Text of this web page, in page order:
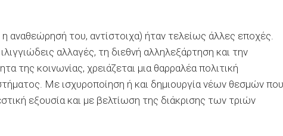
αναθεώρησή του, αντίστοιχα) ήταν τελείως άλλες εποχές.
αλλαγές, τη διεθνή αλληλεξάρτηση και την
της κοινωνίας, χρειάζεται μια θαρραλέα πολιτική
Με ισχυροποίηση ή και δημιουργία νέων θεσμών που
εξουσία και με βελτίωση της διάκρισης των τριών